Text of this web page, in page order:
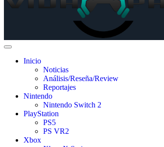
Inicio
Noticias
Análisis/Reseña/Review
Reportajes
Nintendo
Nintendo Switch 2
PlayStation
PS5
PS VR2
Xbox